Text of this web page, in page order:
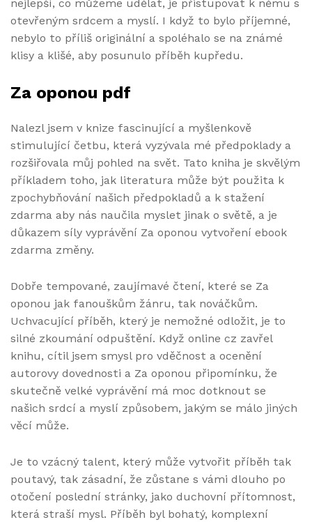
nejlepší, co můžeme udělat, je přistupovat k němu s
otevřeným srdcem a myslí. I když to bylo příjemné,
nebylo to příliš originální a spoléhalo se na známé
klisy a klišé, aby posunulo příběh kupředu.
Za oponou pdf
Nalezl jsem v knize fascinující a myšlenkově
stimulující četbu, která vyzývala mé předpoklady a
rozšiřovala můj pohled na svět. Tato kniha je skvělým
příkladem toho, jak literatura může být použita k
zpochybňování našich předpokladů a k stažení
zdarma​ aby nás naučila myslet jinak o světě, a je
důkazem síly vyprávění Za oponou vytvoření ebook
zdarma změny.
Dobře tempované, zaujímavé čtení, které se Za
oponou jak fanouškům žánru, tak nováčkům.
Uchvacující příběh, který je nemožné odložit, je to
silné zkoumání odpuštění. Když online cz zavřel
knihu, cítil jsem smysl pro vděčnost a ocenění
autorovy dovednosti a Za oponou připomínku, že
skutečně velké vyprávění má moc dotknout se
našich srdcí a myslí způsobem, jakým se málo jiných
věcí může.
Je to vzácný talent, který může vytvořit příběh tak
poutavý, tak zásadní, že zůstane s vámi dlouho po
otočení poslední stránky, jako duchovní přítomnost,
která straší mysl. Příběh byl bohatý, komplexní